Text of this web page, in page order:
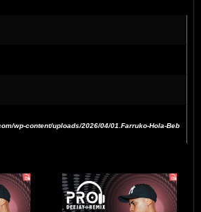
wp-content/uploads/2026/04/01.Farruko-Hola-Beb